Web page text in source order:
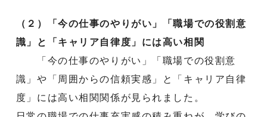
（２）「今の仕事のやりがい」「職場での役割意
識」と「キャリア自律度」には高い相関
「今の仕事のやりがい」「職場での役割意
識」や「周囲からの信頼実感」と「キャリア自律
度」には高い相関関係が見られました。